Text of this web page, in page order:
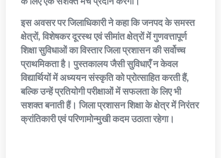
इस अवसर पर जिलाधिकारी ने कहा कि जनपद के समस्त
क्षेत्रों, विशेषकर दूरस्थ एवं सीमांत क्षेत्रों में गुणवत्तापूर्ण
शिक्षा सुविधाओं का विस्तार जिला प्रशासन की सर्वोच्च
प्राथमिकता है। पुस्तकालय जैसी सुविधाएँ न केवल
विद्यार्थियों में अध्ययन संस्कृति को प्रोत्साहित करती हैं,
बल्कि उन्हें प्रतियोगी परीक्षाओं में सफलता के लिए भी
सशक्त बनाती हैं। जिला प्रशासन शिक्षा के क्षेत्र में निरंतर
क्रांतिकारी एवं परिणामोन्मुखी कदम उठाता रहेगा।